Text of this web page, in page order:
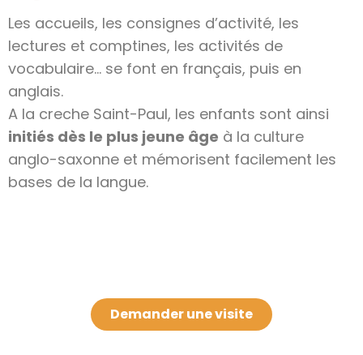
Les accueils, les consignes d’activité, les
lectures et comptines, les activités de
vocabulaire… se font en français, puis en
anglais.
A la creche Saint-Paul, les enfants sont ainsi
initiés dès le plus jeune âge à la culture
anglo-saxonne et mémorisent facilement les
bases de la langue.
Demander une visite